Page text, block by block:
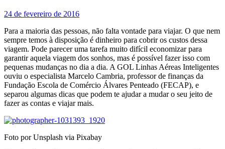
24 de fevereiro de 2016
Para a maioria das pessoas, não falta vontade para viajar. O que nem
sempre temos à disposição é dinheiro para cobrir os custos dessa
viagem. Pode parecer uma tarefa muito difícil economizar para
garantir aquela viagem dos sonhos, mas é possível fazer isso com
pequenas mudanças no dia a dia. A GOL Linhas Aéreas Inteligentes
ouviu o especialista Marcelo Cambria, professor de finanças da
Fundação Escola de Comércio Álvares Penteado (FECAP), e
separou algumas dicas que podem te ajudar a mudar o seu jeito de
fazer as contas e viajar mais.
Foto por Unsplash via Pixabay